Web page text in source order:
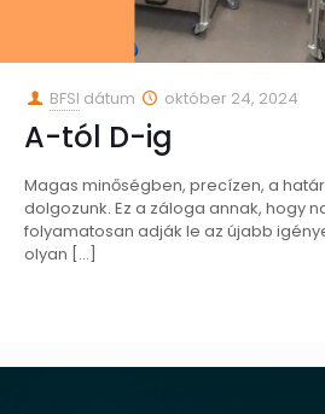
BFSI dátum október 24, 2024
A-tól D-ig
Magas minőségben, precízen, a
dolgozunk. Ez a záloga annak, hogy
folyamatosan adják le az újabb
olyan […]